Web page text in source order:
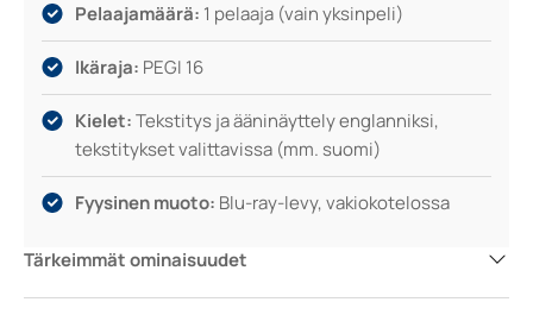
Pelaajamäärä: 1 pelaaja (vain yksinpeli)
Ikäraja: PEGI 16
Kielet:Tekstitys ja ääninäyttely englanniksi,
tekstitykset valittavissa (mm. suomi)
Fyysinen muoto: Blu-ray-levy, vakiokotelossa
Tärkeimmät ominaisuudet